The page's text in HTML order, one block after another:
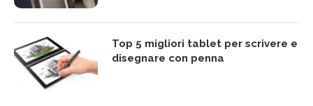
Top 5 migliori tablet per scrivere e
disegnare con penna